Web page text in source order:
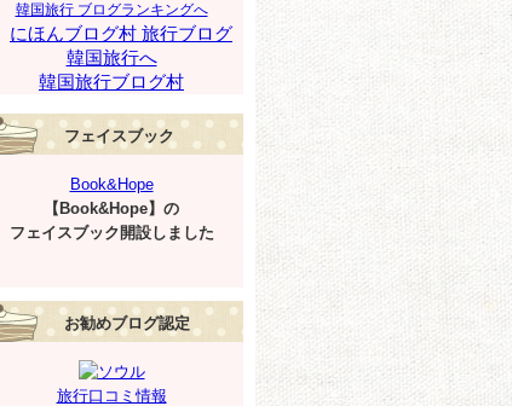
韓国旅行 ブログランキングへ
韓国旅行ブログ村
フェイスブック
Book&Hope
【Book&Hope】の
フェイスブック開設しました
お勧めブログ認定
旅行口コミ情報